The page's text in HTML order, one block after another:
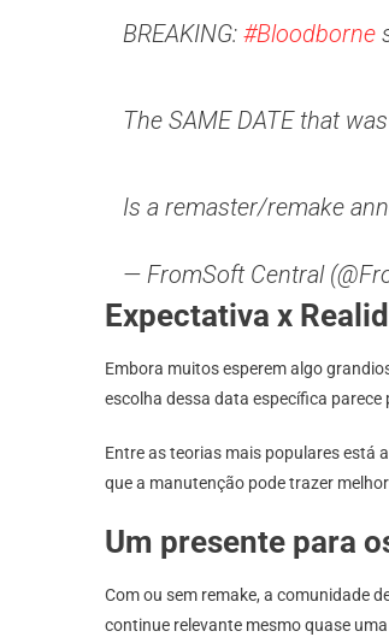
BREAKING: #Bloodborne
The SAME DATE that
Is a remaster/remake
— FromSoft Central
Expectativa x
Embora muitos esperem algo
escolha dessa data específica
Entre as teorias mais populares está
que a manutenção pode trazer
Um presente para
Com ou sem remake, a comunidade
continue relevante mesmo quase